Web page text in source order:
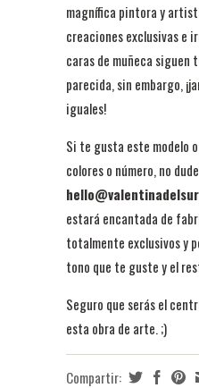
magnífica pintora y
creaciones exclusivas e
caras de muñeca siguen
parecida, sin embargo,
iguales!
Si te gusta este modelo
colores o número, no
estará encantada de
totalmente exclusivos y
tono que te guste y el
Seguro que serás el
esta obra de arte. ;)
Compartir: